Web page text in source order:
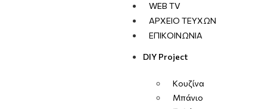
WEB TV
ΑΡΧΕΊΟ ΤΕΥΧΏΝ
ΕΠΙΚΟΙΝΩΝΊΑ
DIY Project
Κουζίνα
Μπάνιο